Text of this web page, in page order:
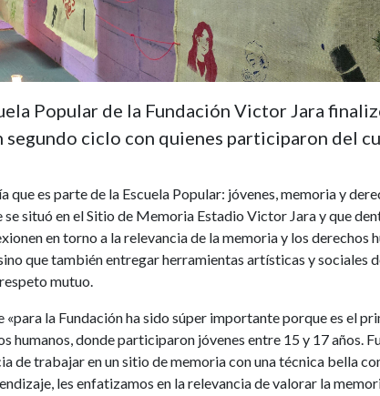
Popular de la Fundación Victor Jara
ciclo con quienes participaron del
es parte de la Escuela Popular: jóvenes, memoria y
situó en el Sitio de Memoria Estadio Victor Jara y que
en torno a la relevancia de la memoria y los derechos
que también entregar herramientas artísticas y sociales
mutuo.
la Fundación ha sido súper importante porque es el
humanos, donde participaron jóvenes entre 15 y 17 años.
de trabajar en un sitio de memoria con una técnica bella
les enfatizamos en la relevancia de valorar la